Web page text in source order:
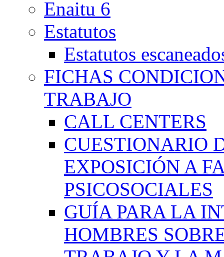
Enaitu 6
Estatutos
Estatutos
FICHAS
TRABAJO
CALL CENTERS
CUESTIONARIO
EXPOSICIÓN A
PSICOSOCIALES
GUÍA PARA LA
HOMBRES